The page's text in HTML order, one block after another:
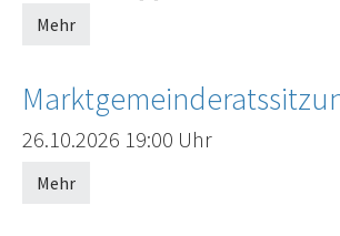
Mehr
26.10.2026 19:00 UhrOffenes Ende
Mehr